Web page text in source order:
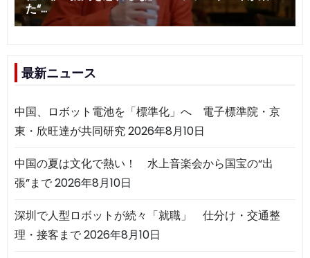
最新ニュース
中国、ロボット電池を「標準化」へ 電子標準院・京
東・欣旺達が共同研究2026年8月10日
中国の夏は文化で熱い！ 水上音楽会から国宝の“出
張”まで2026年8月10日
深圳で人型ロボットが続々「就職」 仕分け・交通整
理・接客まで2026年8月10日